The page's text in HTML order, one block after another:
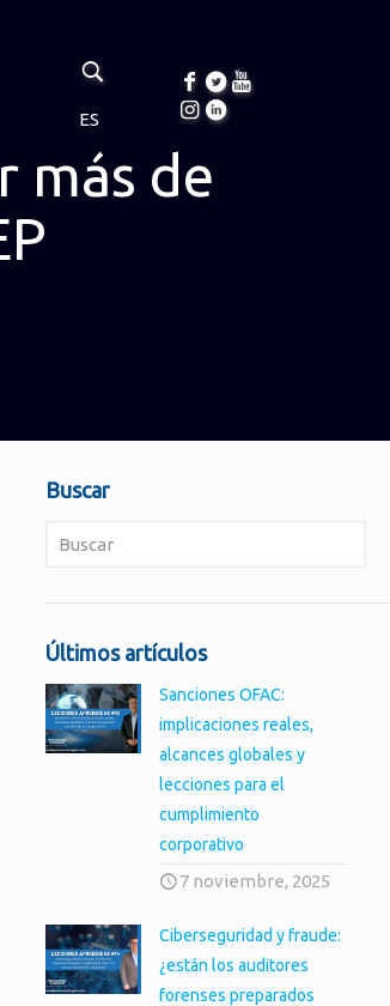
ES
más de
Buscar
Últimos artículos
Sanciones OFAC:
implicaciones reales,
alcances globales y
lecciones para el
cumplimiento
corporativo
7 noviembre, 2025
Ciberseguridad y fraude:
¿están los auditores
forenses preparados